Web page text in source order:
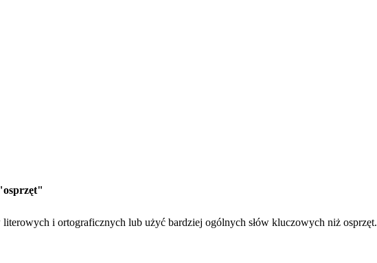
i ortograficznych lub użyć bardziej ogólnych słów kluczowych niż osprzęt.